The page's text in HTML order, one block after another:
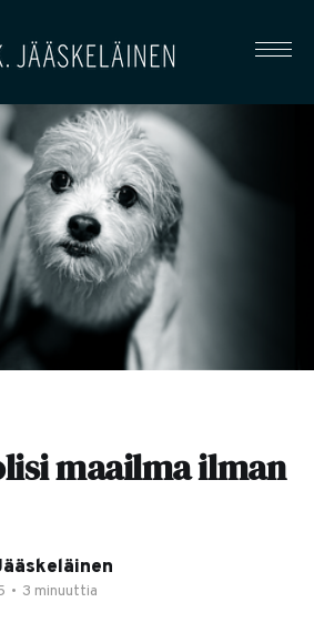
maailma ilman
• 3 minuuttia